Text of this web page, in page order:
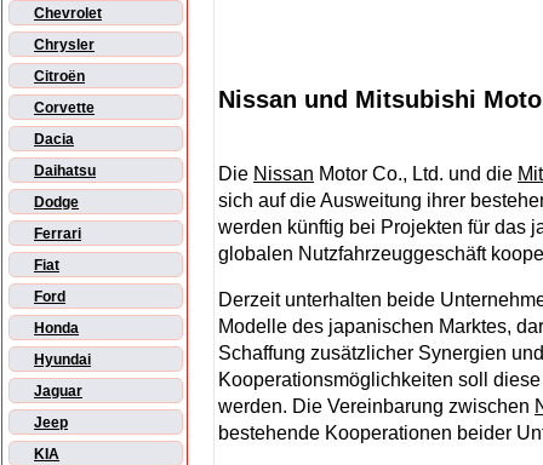
Chevrolet
Chrysler
Citroën
Corvette
Dacia
Daihatsu
Dodge
Ferrari
Fiat
Ford
Honda
Hyundai
Jaguar
Jeep
KIA
Nissan und Mitsubishi
Die Nissan Motor Co., Ltd. und die
sich auf die Ausweitung ihrer
werden künftig bei Projekten für das
globalen Nutzfahrzeuggeschäft
Derzeit unterhalten beide
Modelle des japanischen Marktes,
Schaffung zusätzlicher Synergien
Kooperationsmöglichkeiten soll
werden. Die Vereinbarung zwischen
bestehende Kooperationen beider